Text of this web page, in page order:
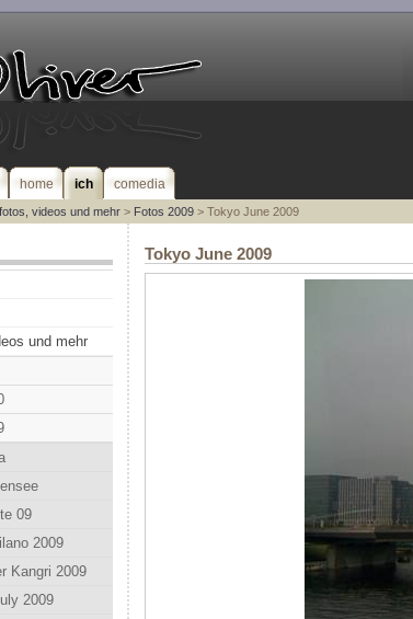
home ich comedia
videos und mehr> Fotos 2009> Tokyo June 2009
und mehr
09
2009
Kangri 2009
2009
Tokyo June 2009